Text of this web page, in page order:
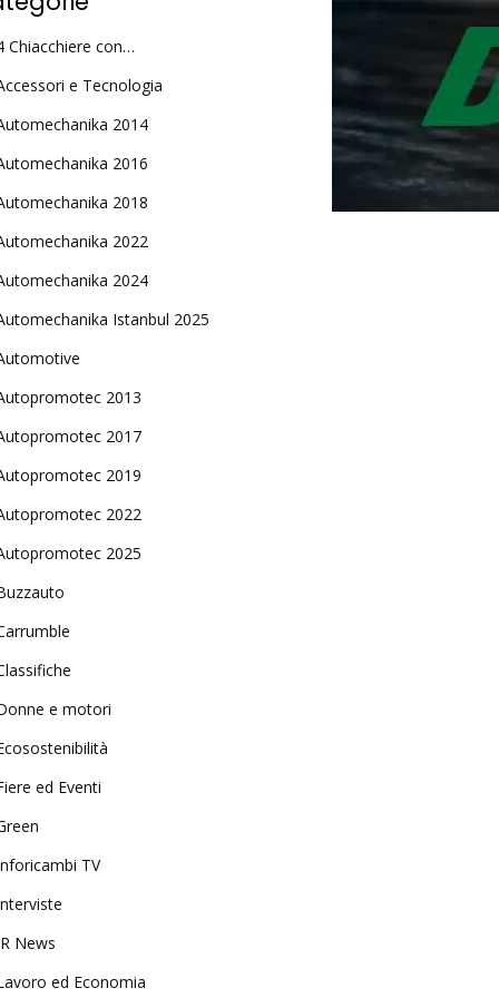
Chiacchiere con…
e Tecnologia
2014
2016
2018
2022
2024
Istanbul 2025
2013
2017
2019
2022
2025
e motori
ed Eventi
TV
News
ed Economia